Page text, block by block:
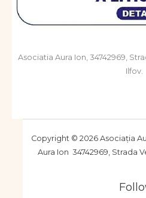
Asociatia Aura Ion, 34742969,
Ilfov.
Copyright © 2026 Asociația
Aura Ion 34742969, Strada